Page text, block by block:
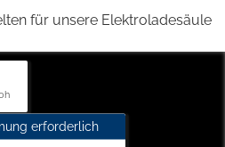
für unsere Elektroladesäule
erforderlich